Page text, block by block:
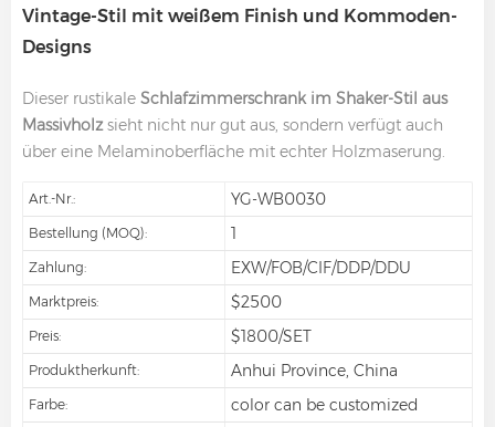
Vintage-Stil mit weißem Finish und Kommoden-
Designs
Dieser rustikale Schlafzimmerschrank im Shaker-Stil aus
Massivholz sieht nicht nur gut aus, sondern verfügt auch
über eine Melaminoberfläche mit echter Holzmaserung.
Art.-Nr.: YG-WB0030
Bestellung (MOQ): 1
Zahlung: EXW/FOB/CIF/DDP/DDU
Marktpreis: $2500
Preis: $1800/SET
Produktherkunft: Anhui Province, China
Farbe: color can be customized